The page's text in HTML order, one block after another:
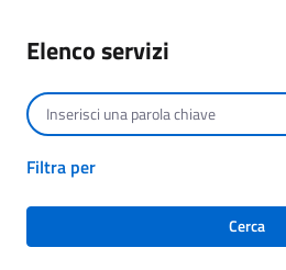
Elenco servizi
Cerca per testo
Filtra per
Cerca